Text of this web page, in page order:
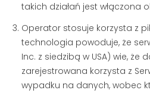
takich działań jest włączona
Operator stosuje korzysta z
technologia powoduje, że
Inc. z siedzibą w USA) wie, że
zarejestrowana korzysta z
wypadku na danych, wobec